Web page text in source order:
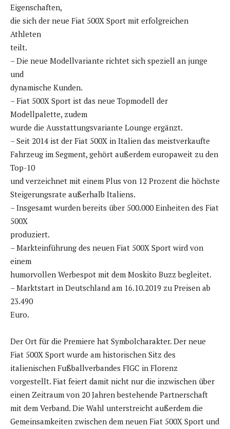
Eigenschaften,
die sich der neue Fiat 500X Sport mit erfolgreichen
Athleten
teilt.
– Die neue Modellvariante richtet sich speziell an junge
und
dynamische Kunden.
– Fiat 500X Sport ist das neue Topmodell der
Modellpalette, zudem
wurde die Ausstattungsvariante Lounge ergänzt.
– Seit 2014 ist der Fiat 500X in Italien das meistverkaufte
Fahrzeug im Segment, gehört außerdem europaweit zu den
Top-10
und verzeichnet mit einem Plus von 12 Prozent die höchste
Steigerungsrate außerhalb Italiens.
– Insgesamt wurden bereits über 500.000 Einheiten des Fiat
500X
produziert.
– Markteinführung des neuen Fiat 500X Sport wird von
einem
humorvollen Werbespot mit dem Moskito Buzz begleitet.
– Marktstart in Deutschland am 16.10.2019 zu Preisen ab
23.490
Euro.
Der Ort für die Premiere hat Symbolcharakter. Der neue
Fiat 500X Sport wurde am historischen Sitz des
italienischen Fußballverbandes FIGC in Florenz
vorgestellt. Fiat feiert damit nicht nur die inzwischen über
einen Zeitraum von 20 Jahren bestehende Partnerschaft
mit dem Verband. Die Wahl unterstreicht außerdem die
Gemeinsamkeiten zwischen dem neuen Fiat 500X Sport und